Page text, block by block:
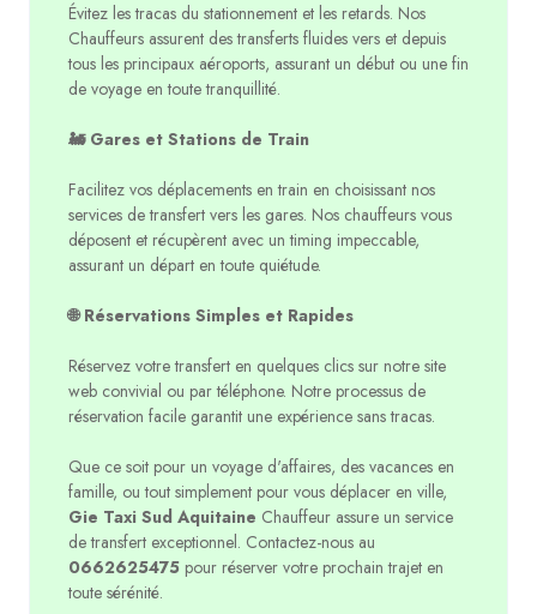
Évitez les tracas du stationnement et les retards. Nos
Chauffeurs assurent des transferts fluides vers et depuis
tous les principaux aéroports, assurant un début ou une fin
de voyage en toute tranquillité.
🚂 Gares et Stations de Train
Facilitez vos déplacements en train en choisissant nos
services de transfert vers les gares. Nos chauffeurs vous
déposent et récupèrent avec un timing impeccable,
assurant un départ en toute quiétude.
🌐 Réservations Simples et Rapides
Réservez votre transfert en quelques clics sur notre site
web convivial ou par téléphone. Notre processus de
réservation facile garantit une expérience sans tracas.
Que ce soit pour un voyage d'affaires, des vacances en
famille, ou tout simplement pour vous déplacer en ville,
Gie Taxi Sud Aquitaine Chauffeur assure un service
de transfert exceptionnel. Contactez-nous au
0662625475 pour réserver votre prochain trajet en
toute sérénité.